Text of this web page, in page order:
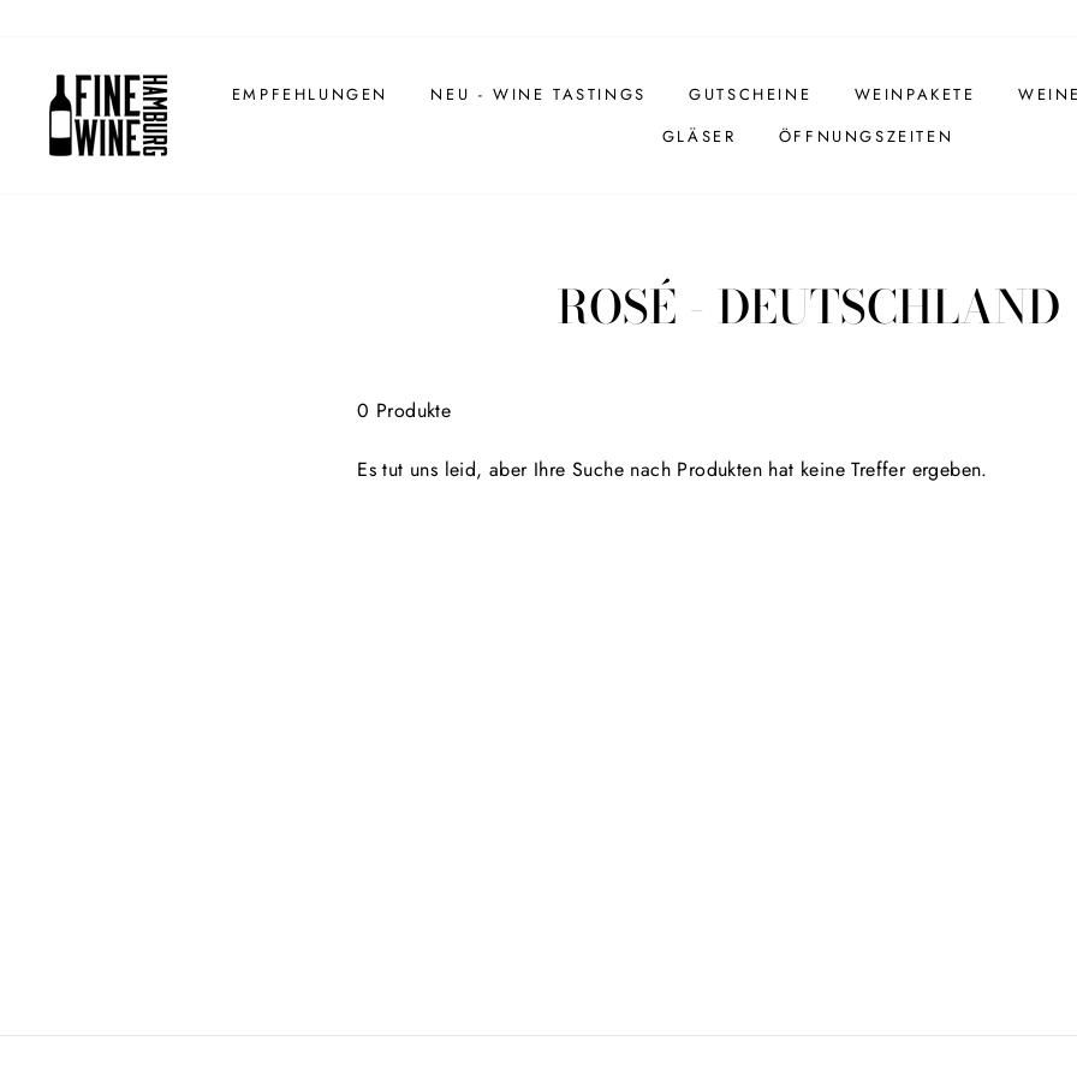
EMPFEHLUNGEN NEU - WINE TASTINGS GUTSCHEINE WEINPAKETE WEINE
GLÄSER
ÖFFNUNGSZEITEN
ROSÉ - DEUTSCHLAND
0 Produkte
Es tut uns leid, aber Ihre Suche nach Produkten hat keine Treffer ergeben.